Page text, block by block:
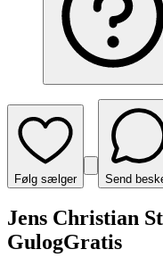
Følg sælger Send
Jens Christian
GulogGratis